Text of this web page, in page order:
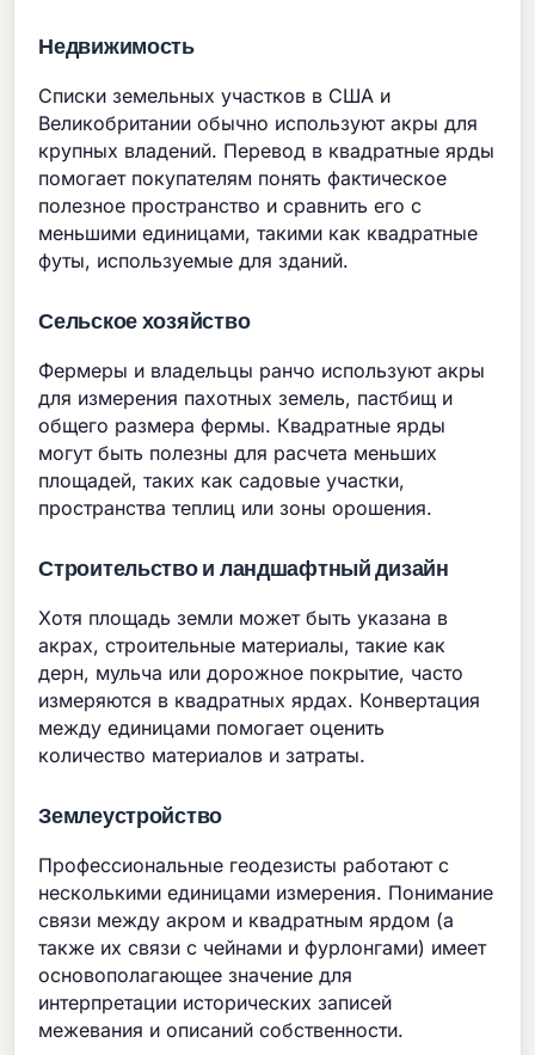
Недвижимость
Списки земельных участков в США и
Великобритании обычно используют акры для
крупных владений. Перевод в квадратные ярды
помогает покупателям понять фактическое
полезное пространство и сравнить его с
меньшими единицами, такими как квадратные
футы, используемые для зданий.
Сельское хозяйство
Фермеры и владельцы ранчо используют акры
для измерения пахотных земель, пастбищ и
общего размера фермы. Квадратные ярды
могут быть полезны для расчета меньших
площадей, таких как садовые участки,
пространства теплиц или зоны орошения.
Строительство и ландшафтный дизайн
Хотя площадь земли может быть указана в
акрах, строительные материалы, такие как
дерн, мульча или дорожное покрытие, часто
измеряются в квадратных ярдах. Конвертация
между единицами помогает оценить
количество материалов и затраты.
Землеустройство
Профессиональные геодезисты работают с
несколькими единицами измерения. Понимание
связи между акром и квадратным ярдом (а
также их связи с чейнами и фурлонгами) имеет
основополагающее значение для
интерпретации исторических записей
межевания и описаний собственности.